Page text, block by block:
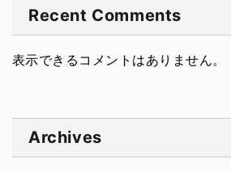
Recent Comments
表示できるコメントはありません。
Archives